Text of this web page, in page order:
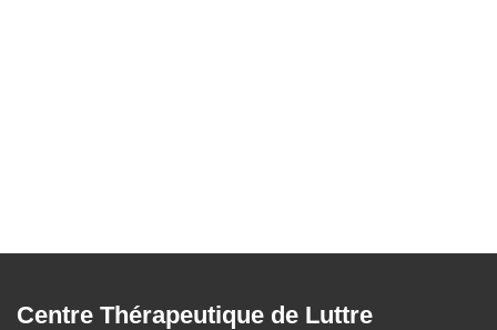
Centre Thérapeutique de Luttre